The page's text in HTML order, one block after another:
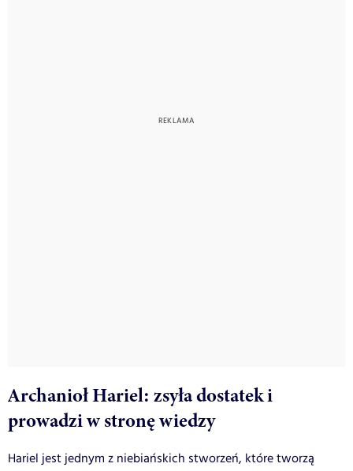
Archanioł Hariel: zsyła dostatek i
prowadzi w stronę wiedzy
Hariel jest jednym z niebiańskich stworzeń, które tworzą